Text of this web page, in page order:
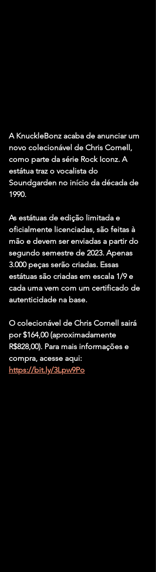
A KnuckleBonz acaba de anunciar um
novo colecionável de Chris Cornell,
como parte da série Rock Iconz. A
estátua traz o vocalista do
Soundgarden no início da década de
1990.
As estátuas de edição limitada e
oficialmente licenciadas, são feitas à
mão e devem ser enviadas a partir do
segundo semestre de 2023. Apenas
3.000 peças serão criadas. Essas
estátuas são criadas em escala 1/9 e
cada uma vem com um certificado de
autenticidade na base.
O colecionável de Chris Cornell sairá
por $164,00 (aproximadamente
R$828,00). Para mais informações e
compra, acesse aqui:
https://bit.ly/3Lpw9Po